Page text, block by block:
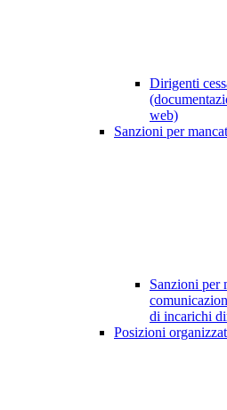
Dirigenti
web)
Sanzioni per
Sanzioni per
di incarichi
Posizioni